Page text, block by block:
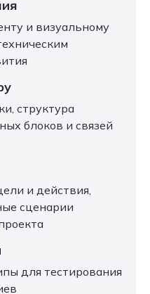
и визуальному
структура
блоков и связей
и действия,
сценарии
для тестирования